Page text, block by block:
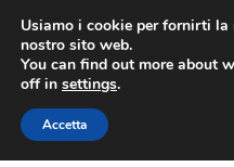
contenuto
Usiamo i cookie per fornirti la
nostro sito web.
You can find out more about
off in settings.
Accetta